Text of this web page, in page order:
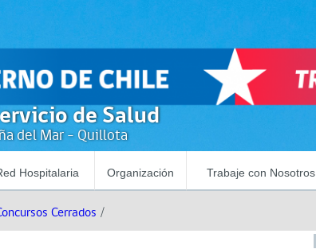
de Salud
del Mar - Quillota
Hospitalaria Organización Trabaje con Nosotros
Cerrados /